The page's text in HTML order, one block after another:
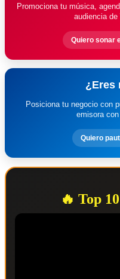
Promociona tu música,
audiencia de
Quiero sonar
¿Eres
Posiciona tu negocio con
emisora con
Quiero
🔥 Top